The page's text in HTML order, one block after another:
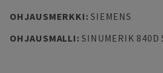
OHJAUSMERKKI:SIEMENS
OHJAUSMALLI:SINUMERIK 840D